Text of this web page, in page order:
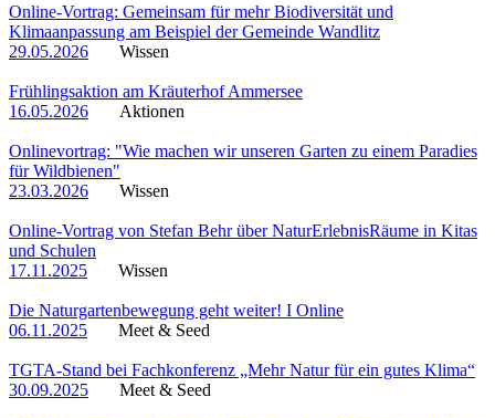
Online-Vortrag: Gemeinsam für mehr Biodiversität und
Klimaanpassung am Beispiel der Gemeinde Wandlitz
29.05.2026
Wissen
Frühlingsaktion am Kräuterhof Ammersee
16.05.2026
Aktionen
Onlinevortrag: "Wie machen wir unseren Garten zu einem Paradies
für Wildbienen"
23.03.2026
Wissen
Online-Vortrag von Stefan Behr über NaturErlebnisRäume in Kitas
und Schulen
17.11.2025
Wissen
Die Naturgartenbewegung geht weiter! I Online
06.11.2025
Meet & Seed
TGTA-Stand bei Fachkonferenz „Mehr Natur für ein gutes Klima“
30.09.2025
Meet & Seed